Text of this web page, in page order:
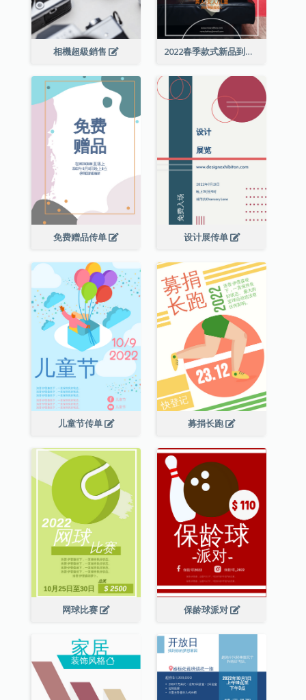
相機超級銷售 2022春季款式新品到店宣传单张
免费赠品传单 设计展传单
儿童节传单 募捐长跑
网球比赛 保龄球派对